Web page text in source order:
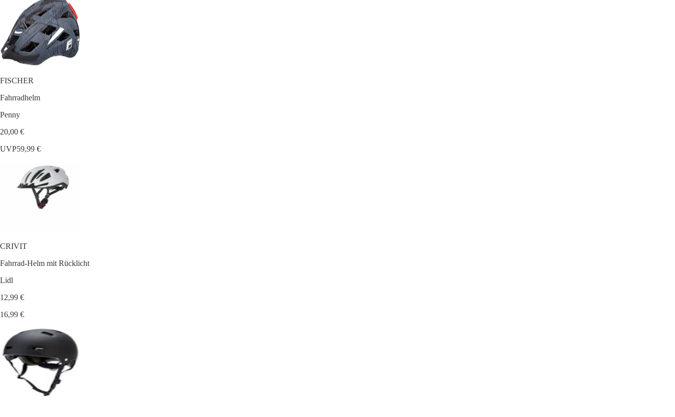
FISCHER
Fahrradhelm
Penny
20,00 €
UVP59,99 €
CRIVIT
Fahrrad-Helm mit Rücklicht
Lidl
12,99 €
16,99 €